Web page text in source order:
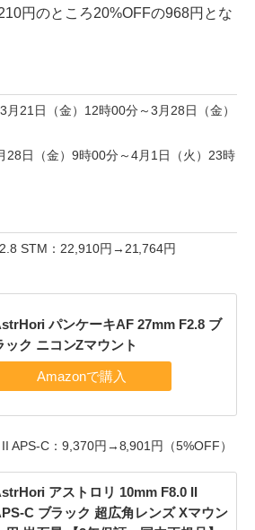
円のところ20%OFFの968円とな
21日（金）12時00分～3月28日（金）
28日（金）9時00分～4月1日（火）23時
STM：22,910円→21,764円
パンケーキAF 27mm F2.8 ブ
ック ニコンZマウント
APS-C：9,370円→8,901円（5%OFF）
アストロリ 10mm F8.0 II
C ブラック 超広角レンズ Xマウン